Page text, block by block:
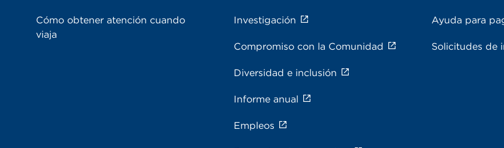
Cómo obtener atención cuando
viaja
Investigación
Compromiso con la Comunidad
Diversidad e inclusión
Informe anual
Empleos
Ayuda para
Solicitudes de